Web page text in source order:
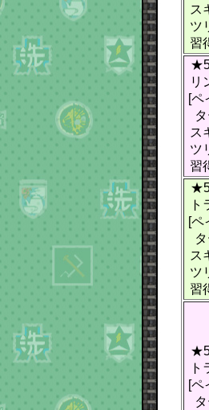
ス
ツ
習
リ
[ペ
ス
ツ
習
ト
[ペ
ス
ツ
習
ト
[ペ